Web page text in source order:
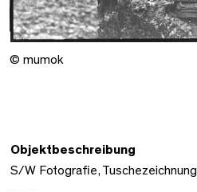
© mumok
Objektbeschreibung
S/W Fotografie, Tuschezeichnung